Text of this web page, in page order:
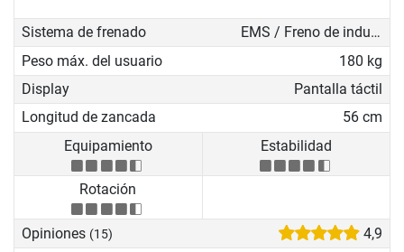
Sistema de frenado
EMS / Freno de inducción
Peso máx. del usuario
180 kg
Display
Pantalla táctil
Longitud de zancada
56 cm
Equipamiento
Estabilidad
Rotación
Opiniones (15) 4,9